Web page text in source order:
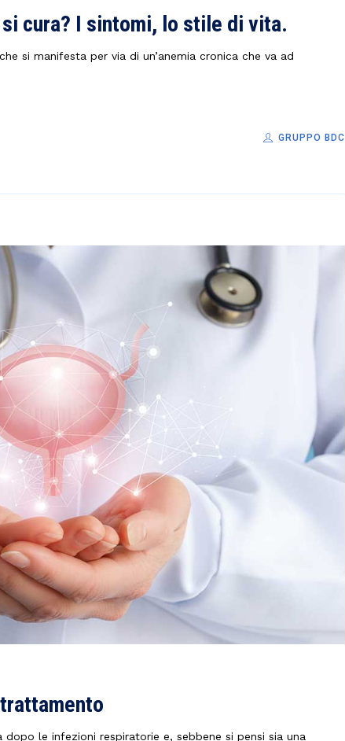
si cura? I sintomi, lo stile di vita.
si manifesta per via di un’anemia cronica che va ad
GRUPPO BDC
le infezioni respiratorie e, sebbene si pensi sia una